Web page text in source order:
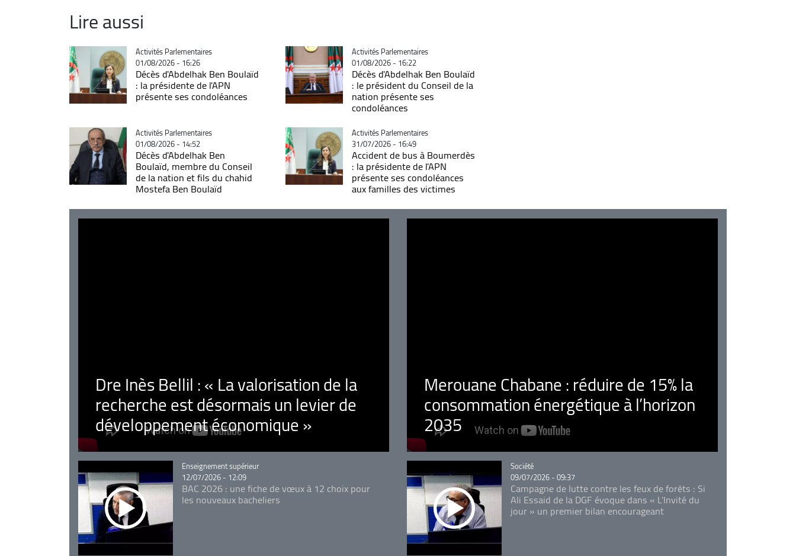
Lire aussi
Catégorie
Activités Parlementaires
01/08/2026 - 16:26
Décès d'Abdelhak Ben Boulaïd
: la présidente de l'APN
présente ses condoléances
Catégorie
Activités Parlementaires
01/08/2026 - 16:22
Décès d'Abdelhak Ben Boulaïd
: le président du Conseil de la
nation présente ses
condoléances
Catégorie
Activités Parlementaires
01/08/2026 - 14:52
Décès d'Abdelhak Ben
Boulaïd, membre du Conseil
de la nation et fils du chahid
Mostefa Ben Boulaïd
Catégorie
Activités Parlementaires
31/07/2026 - 16:49
Accident de bus à Boumerdès
: la présidente de l'APN
présente ses condoléances
aux familles des victimes
Dre Inès Bellil : « La valorisation de la
recherche est désormais un levier de
développement économique »
Merouane Chabane : réduire de 15% la
consommation énergétique à l’horizon
2035
Catégorie
Enseignement supérieur
12/07/2026 - 12:09
BAC 2026 : une fiche de vœux à 12 choix pour
les nouveaux bacheliers
Catégorie
Société
09/07/2026 - 09:37
Campagne de lutte contre les feux de forêts : Si
Ali Essaid de la DGF évoque dans « L'Invité du
jour » un premier bilan encourageant